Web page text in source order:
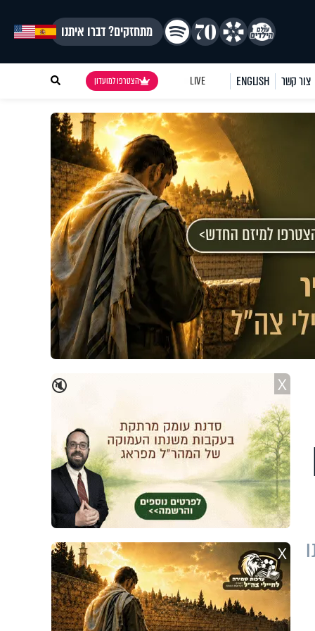
מתחזקים? דברו איתנו
צור קשר ENGLISH
LIVE הצטרפו למועדון
🔇 X
X